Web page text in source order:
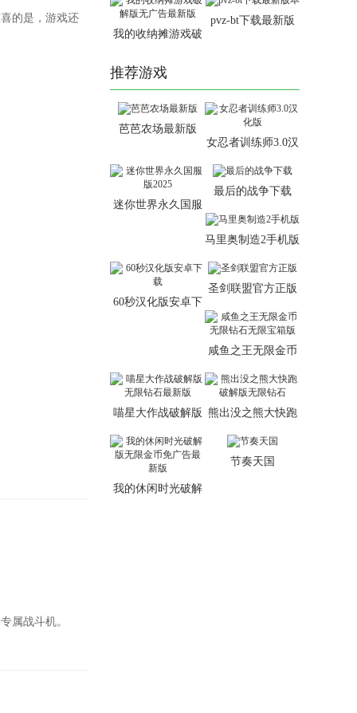
的是，游戏还
属战斗机。
我的收纳摊游戏破
pvz-bt下载最新版
推荐游戏
芭芭农场最新版
女忍者训练师3.0汉
迷你世界永久国服
最后的战争下载
马里奥制造2手机版
60秒汉化版安卓下
圣剑联盟官方正版
咸鱼之王无限金币
无限钻石无限宝箱
版
喵星大作战破解版
无限钻石最新版
熊出没之熊大快跑
破解版无限钻石
我的休闲时光破解
节奏天国